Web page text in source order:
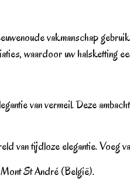
vakmanschap
waardoor uw halsketting
van vermeil. Deze
van tijdloze elegantie. Voeg
Mont St André (België).